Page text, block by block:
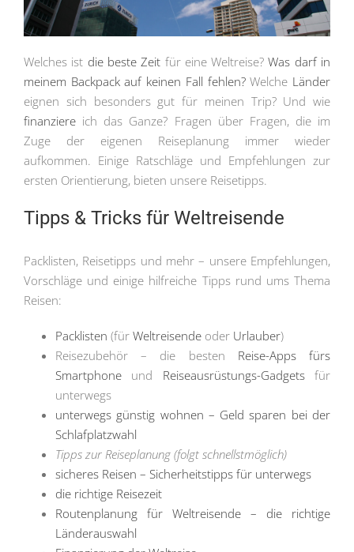
Welches ist die beste Zeit für eine Weltreise?Was darf in
meinem Backpack auf keinen Fall fehlen?Welche Länder
eignen sich besonders gut für meinen Trip? Und wie
finanziere ich das Ganze? Fragen über Fragen, die im
Zuge der eigenen Reiseplanung immer wieder
aufkommen. Einige Ratschläge und Empfehlungen zur
ersten Orientierung, bieten unsere Reisetipps.
Tipps & Tricks für Weltreisende
Packlisten, Reisetipps und mehr – unsere Empfehlungen,
Vorschläge und einige hilfreiche Tipps rund ums Thema
Reisen:
Packlisten (für Weltreisende oder Urlauber)
Reisezubehör – die besten Reise-Apps fürs
Smartphone und Reiseausrüstungs-Gadgetsfür
unterwegs
unterwegs günstig wohnen – Geld sparen bei der
Schlafplatzwahl
Tipps zur Reiseplanung (folgt schnellstmöglich)
sicheres Reisen – Sicherheitstipps für unterwegs
die richtige Reisezeit
Routenplanung für Weltreisende – die richtige
Länderauswahl